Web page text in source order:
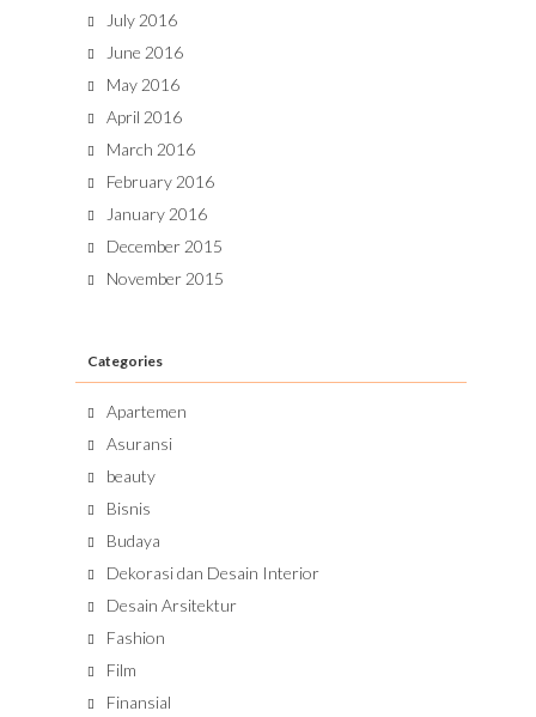
July 2016
June 2016
May 2016
April 2016
March 2016
February 2016
January 2016
December 2015
November 2015
Categories
Apartemen
Asuransi
beauty
Bisnis
Budaya
Dekorasi dan Desain Interior
Desain Arsitektur
Fashion
Film
Finansial